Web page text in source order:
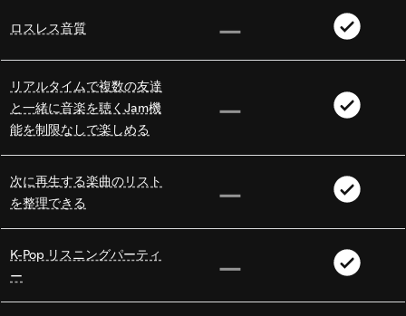
ロスレス音質
リアルタイムで複数の友達
と一緒に音楽を聴くJam機
能を制限なしで楽しめる
次に再生する楽曲のリスト
を整理できる
K-Pop リスニングパーティ
ー